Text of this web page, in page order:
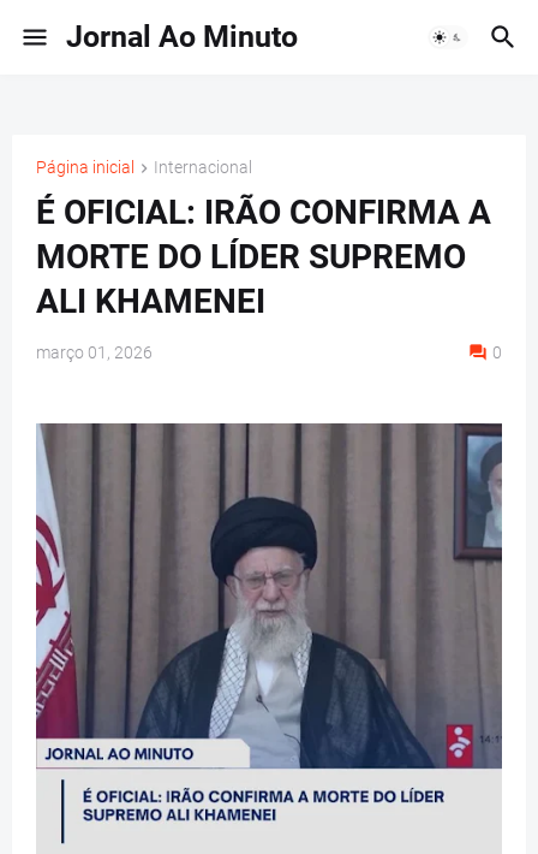
Jornal Ao Minuto
Página inicial Internacional
É OFICIAL: IRÃO CONFIRMA A
MORTE DO LÍDER SUPREMO
ALI KHAMENEI
março 01, 2026 0